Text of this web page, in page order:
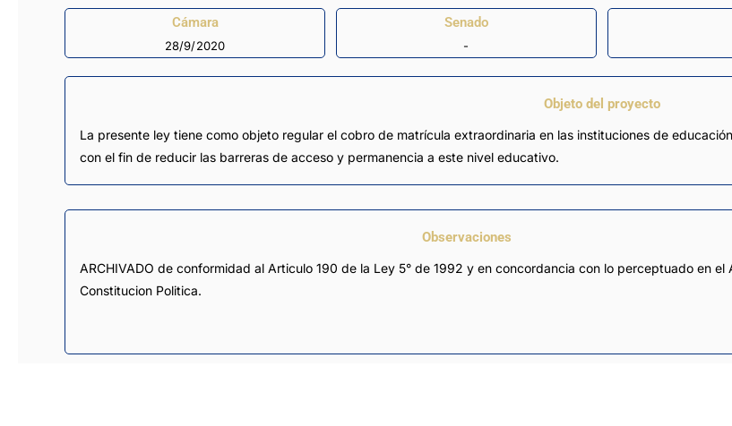
Cámara
28/9/2020
Senado
-
Objeto del proyecto
La presente ley tiene como objeto regular el cobro de matrícula extraordinaria en las instituciones de
con el fin de reducir las barreras de acceso y permanencia a este nivel educativo.
Observaciones
ARCHIVADO de conformidad al Articulo 190 de la Ley 5° de 1992 y en concordancia con lo perceptuado en el
Constitucion Politica.